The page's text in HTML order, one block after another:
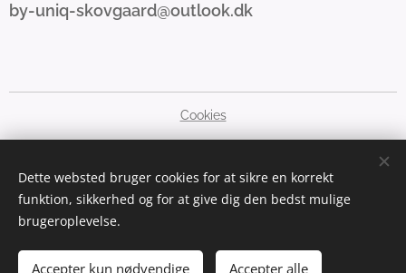
by-uniq-skovgaard@outlook.dk
Cookies
Dansk
English
Dette websted bruger cookies for at sikre en korrekt
funktion, sikkerhed og for at give dig den bedst mulige
brugeroplevelse.
Accepter kun nødvendige Accepter alle